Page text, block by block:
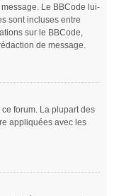
Le BBCode lui-
sont incluses entre
sur le BBCode,
de message.
forum. La plupart des
appliquées avec les